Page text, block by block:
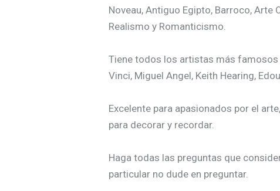
Noveau, Antiguo Egipto, Barroco,
Realismo y Romanticismo.
Tiene todos los artistas más famosos
Vinci, Miguel Angel, Keith Hearing,
Excelente para apasionados por el
para decorar y recordar.
Haga todas las preguntas que
particular no dude en preguntar.